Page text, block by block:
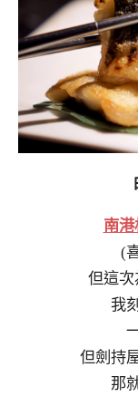
南
(
但這次
我
但劍持
那